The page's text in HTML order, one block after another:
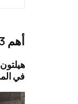
أهم 3 عناوين
في